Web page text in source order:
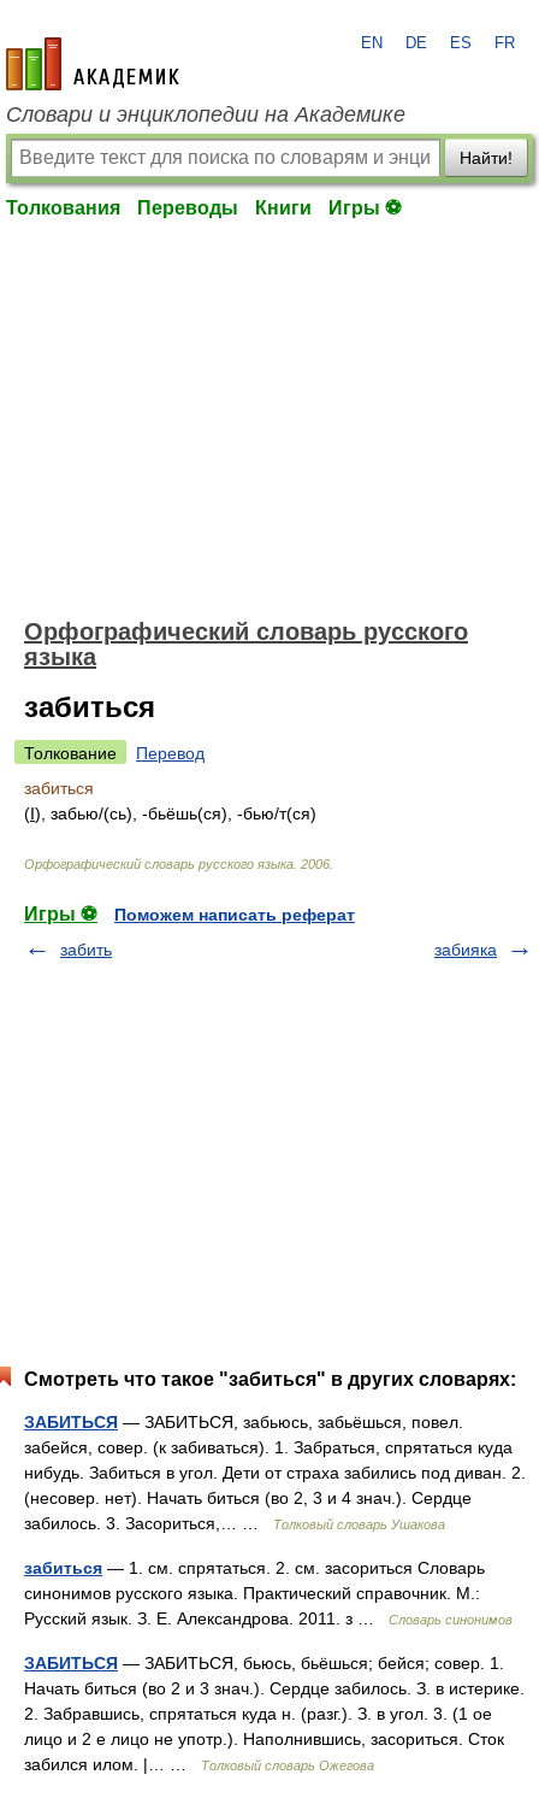
academic.ru
EN DE ES FR
Словари и энциклопедии на Академике
Найти!
Толкования Переводы Книги Игры ⚽
Орфографический словарь русского
языка
забиться
Толкование
Перевод
забиться
(I), забью/(сь), -бьёшь(ся), -бью/т(ся)
Орфографический словарь русского языка 2006
Игры ⚽
Поможем написать реферат
забить
забияка
Смотреть что такое "забиться" в других словарях:
ЗАБИТЬСЯ — ЗАБИТЬСЯ, забьюсь, забьёшься, повел.
забейся, совер. (к забиваться). 1. Забраться, спрятаться куда
нибудь. Забиться в угол. Дети от страха забились под диван. 2.
(несовер. нет). Начать биться (во 2, 3 и 4 знач.). Сердце
забилось. 3. Засориться,… …
Толковый словарь Ушакова
забиться — 1. см. спрятаться. 2. см. засориться Словарь
синонимов русского языка. Практический справочник. М.:
Русский язык. З. Е. Александрова. 2011. з …
Словарь синонимов
ЗАБИТЬСЯ — ЗАБИТЬСЯ, бьюсь, бьёшься; бейся; совер. 1.
Начать биться (во 2 и 3 знач.). Сердце забилось. З. в истерике.
2. Забравшись, спрятаться куда н. (разг.). З. в угол. 3. (1 ое
лицо и 2 е лицо не употр.). Наполнившись, засориться. Сток
забился илом. |… …
Толковый словарь Ожегова